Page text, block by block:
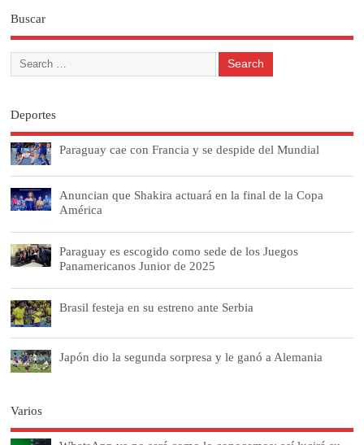
Buscar
Deportes
Paraguay cae con Francia y se despide del Mundial
Anuncian que Shakira actuará en la final de la Copa
América
Paraguay es escogido como sede de los Juegos
Panamericanos Junior de 2025
Brasil festeja en su estreno ante Serbia
Japón dio la segunda sorpresa y le ganó a Alemania
Varios